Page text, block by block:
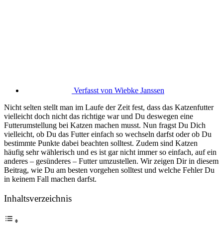
Verfasst von Wiebke Janssen
Nicht selten stellt man im Laufe der Zeit fest, dass das Katzenfutter
vielleicht doch nicht das richtige war und Du deswegen eine
Futterumstellung bei Katzen machen musst. Nun fragst Du Dich
vielleicht, ob Du das Futter einfach so wechseln darfst oder ob Du
bestimmte Punkte dabei beachten solltest. Zudem sind Katzen
häufig sehr wählerisch und es ist gar nicht immer so einfach, auf ein
anderes – gesünderes – Futter umzustellen. Wir zeigen Dir in diesem
Beitrag, wie Du am besten vorgehen solltest und welche Fehler Du
in keinem Fall machen darfst.
Inhaltsverzeichnis